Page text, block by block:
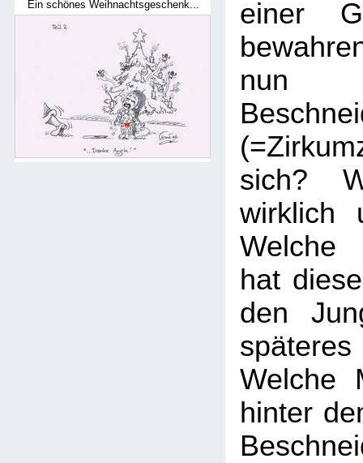
Ein schönes Weihnachtsgeschenk...
einer
nun
sich?
wirklich
Welche
hat
den
Welche
hinter